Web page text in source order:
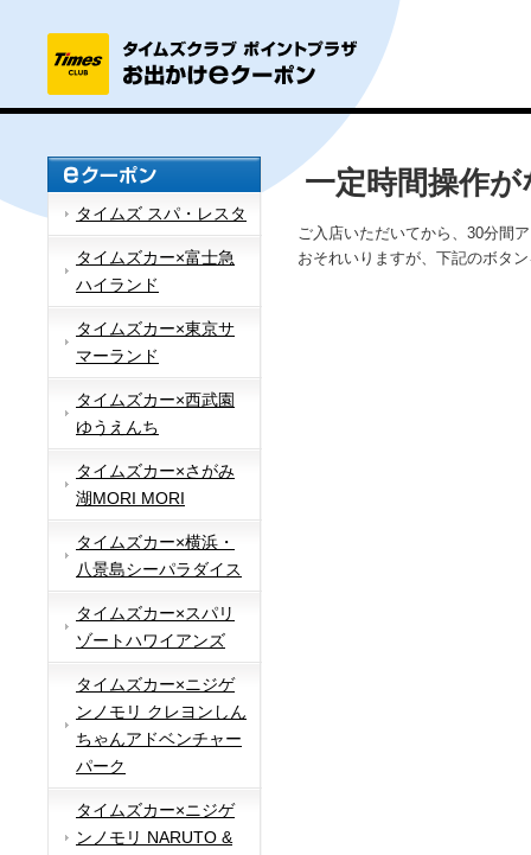
タイムズ スパ・レスタ
タイムズカー×富士急
ハイランド
タイムズカー×東京サ
マーランド
タイムズカー×西武園
ゆうえんち
タイムズカー×さがみ
湖MORI MORI
タイムズカー×横浜・
八景島シーパラダイス
タイムズカー×スパリ
ゾートハワイアンズ
タイムズカー×ニジゲ
ンノモリ クレヨンしん
ちゃんアドベンチャー
パーク
タイムズカー×ニジゲ
ンノモリ NARUTO &
一定時間操作
ご入店いただいてから、30分間
おそれいりますが、下記のボタ